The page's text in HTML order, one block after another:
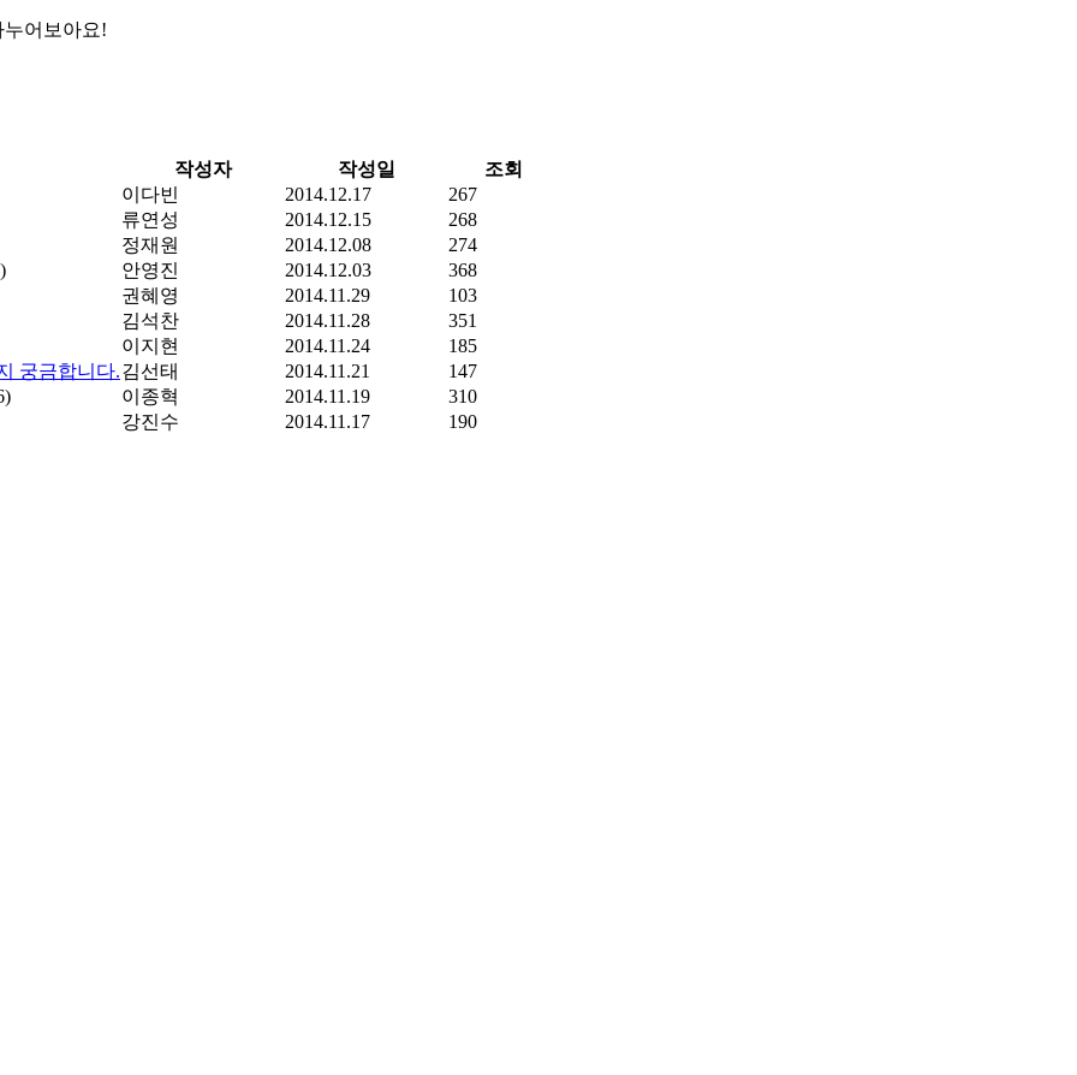
누어보아요!
작성자 작성일
조회
이다빈 2014.12.17
267
류연성 2014.12.15
268
정재원 2014.12.08
274
안영진 2014.12.03
368
권혜영 2014.11.29
103
김석찬 2014.11.28
351
이지현 2014.11.24
185
궁금합니다.김선태 2014.11.21
147
이종혁 2014.11.19
310
강진수 2014.11.17 190